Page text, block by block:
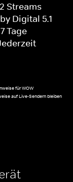
Streams
Digital 5.1
Tage
für WOW
auf Live-Sendern bleiben